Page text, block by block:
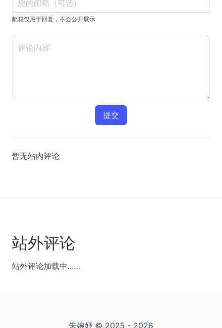
邮箱仅用于回复，不会公开展示
提交
暂无站内评论
站外评论
站外评论加载中……
朱婉妤 © 2025 - 2026